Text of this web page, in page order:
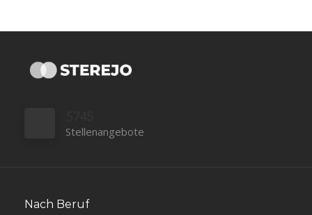
Stellenangebote
Nach Beruf